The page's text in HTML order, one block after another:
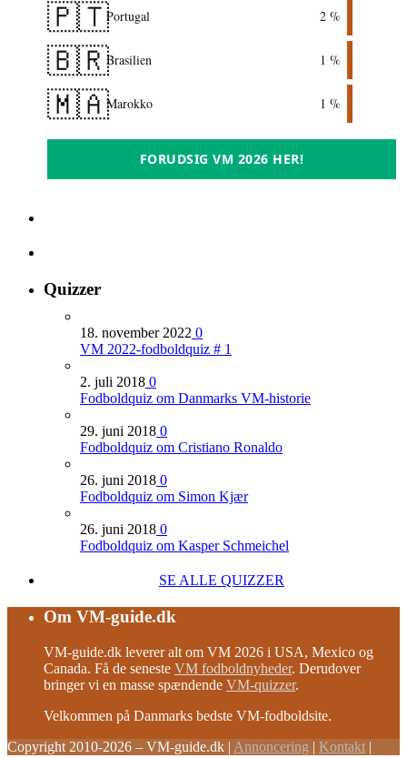
🇵🇹Portugal 2 %
🇧🇷Brasilien 1 %
🇲🇦Marokko 1 %
FORUDSIG VM 2026 HER!
Quizzer
18. november 2022 0
VM 2022-fodboldquiz # 1
2. juli 2018 0
Fodboldquiz om Danmarks VM-historie
29. juni 2018 0
Fodboldquiz om Cristiano Ronaldo
26. juni 2018 0
Fodboldquiz om Simon Kjær
26. juni 2018 0
Fodboldquiz om Kasper Schmeichel
SE ALLE QUIZZER
Om VM-guide.dk
VM-guide.dk leverer alt om VM 2026 i USA, Mexico og
Canada. Få de seneste VM fodboldnyheder. Derudover
bringer vi en masse spændende VM-quizzer.
Velkommen på Danmarks bedste VM-fodboldsite.
Copyright 2010-2026 – VM-guide.dk | Annoncering | Kontakt |